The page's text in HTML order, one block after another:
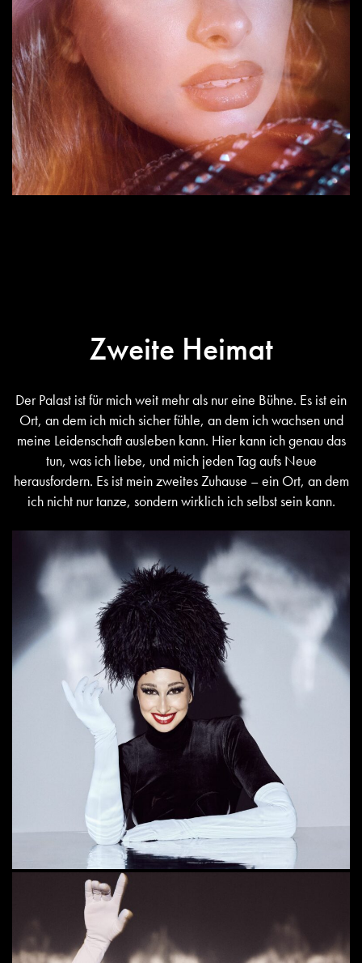
Zweite Heimat
Der Palast ist für mich weit mehr als nur eine Bühne. Es ist ein
Ort, an dem ich mich sicher fühle, an dem ich wachsen und
meine Leidenschaft ausleben kann. Hier kann ich genau das
tun, was ich liebe, und mich jeden Tag aufs Neue
herausfordern. Es ist mein zweites Zuhause – ein Ort, an dem
ich nicht nur tanze, sondern wirklich ich selbst sein kann.